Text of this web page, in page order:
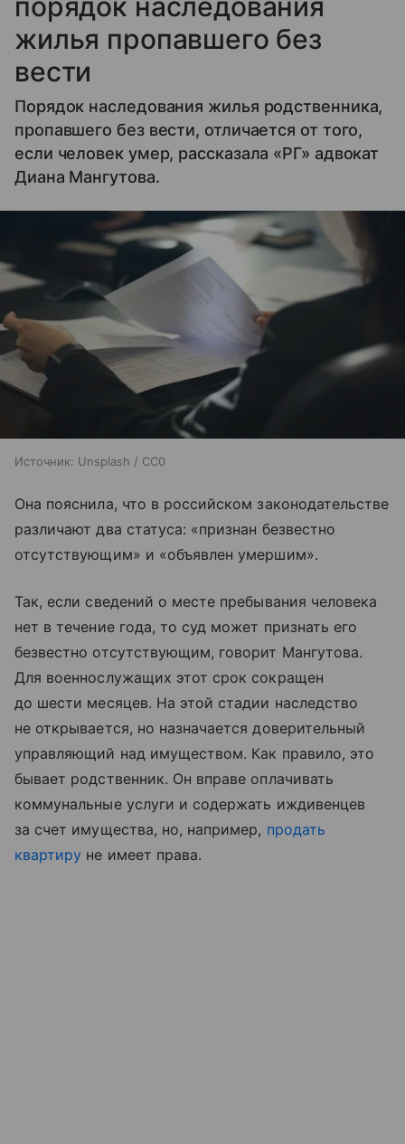
жилья пропавшего без
вести
Порядок наследования жилья родственника,
пропавшего без вести, отличается от того,
если человек умер, рассказала «РГ» адвокат
Диана Мангутова.
Источник: Unsplash / CC0
Она пояснила, что в российском законодательстве
различают два статуса: «признан безвестно
отсутствующим» и «объявлен умершим».
Так, если сведений о месте пребывания человека
нет в течение года, то суд может признать его
безвестно отсутствующим, говорит Мангутова.
Для военнослужащих этот срок сокращен
до шести месяцев. На этой стадии наследство
не открывается, но назначается доверительный
управляющий над имуществом. Как правило, это
бывает родственник. Он вправе оплачивать
коммунальные услуги и содержать иждивенцев
за счет имущества, но, например, продать
квартиру не имеет права.